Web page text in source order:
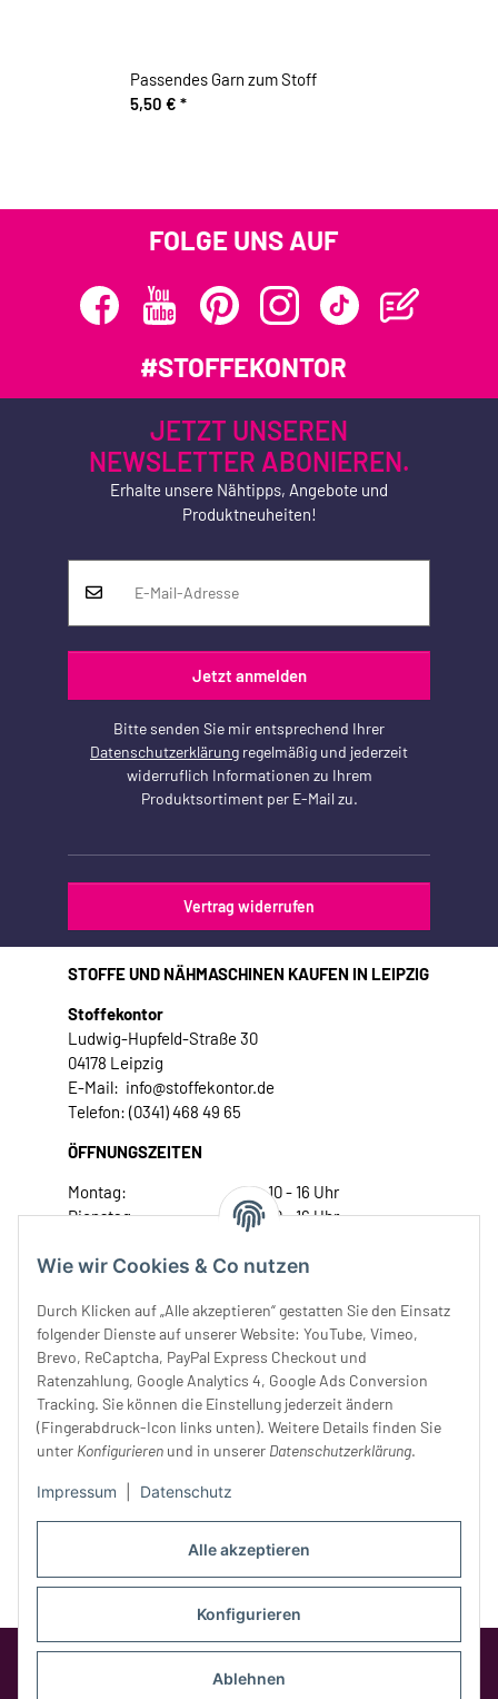
Alle akzeptieren
Konfigurieren
Ablehnen
Wie wir Cookies & Co nutzen
Durch Klicken auf „Alle akzeptieren“ gestatten Sie den Einsatz
folgender Dienste auf unserer Website: YouTube, Vimeo,
Brevo, ReCaptcha, PayPal Express Checkout und
Ratenzahlung, Google Analytics 4, Google Ads Conversion
Tracking. Sie können die Einstellung jederzeit ändern
(Fingerabdruck-Icon links unten). Weitere Details finden Sie
unter Konfigurieren und in unserer Datenschutzerklärung.
Impressum Datenschutz
Passendes Garn zum Stoff
5,50 € *
FOLGE UNS AUF
#STOFFEKONTOR
JETZT UNSEREN
NEWSLETTER ABONIEREN.
Erhalte unsere Nähtipps, Angebote und
Produktneuheiten!
Jetzt anmelden
Bitte senden Sie mir entsprechend Ihrer
Datenschutzerklärung regelmäßig und jederzeit
widerruflich Informationen zu Ihrem
Produktsortiment per E-Mail zu.
Vertrag widerrufen
STOFFE UND NÄHMASCHINEN KAUFEN IN LEIPZIG
Stoffekontor
Ludwig-Hupfeld-Straße 30
04178 Leipzig
E-Mail: info@stoffekontor.de
Telefon: (0341) 468 49 65
ÖFFNUNGSZEITEN
Montag:
10 - 16 Uhr
Dienstag:
10 - 16 Uhr
Donnerstag:
10 - 18 Uhr
Samstag:
10 - 14 Uhr
Unser Service
Rechtliches
Google Analytics deaktivierenStatus: